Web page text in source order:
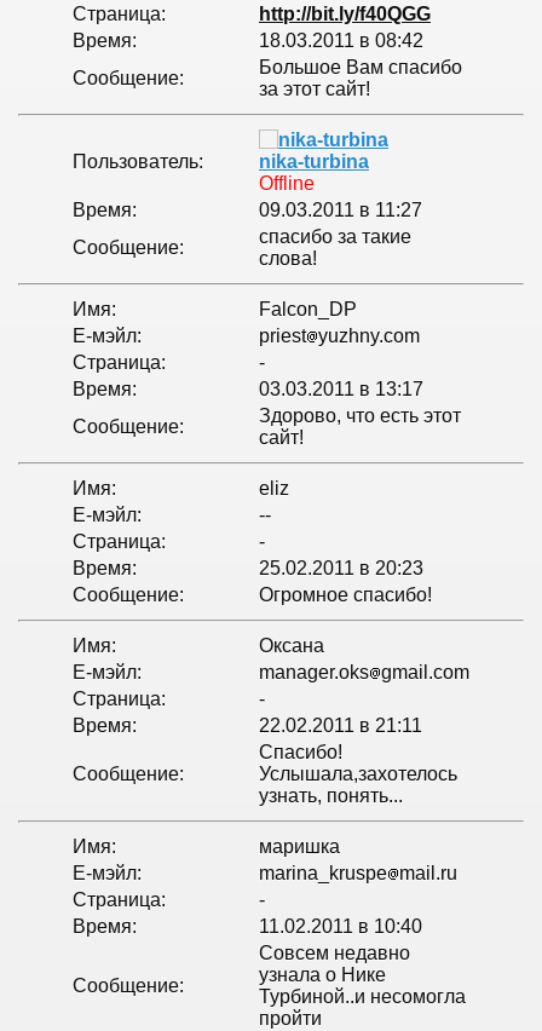
Страница:
http://bit.ly/f40QGG
Время:
18.03.2011 в 08:42
Сообщение:
Большое Вам спасибо
за этот сайт!
Пользователь:
nika-turbina
Offline
Время:
09.03.2011 в 11:27
Сообщение:
спасибо за такие
слова!
Имя:
Falcon_DP
Е-мэйл:
priest yuzhny.com
Страница:
-
Время:
03.03.2011 в 13:17
Сообщение:
Здорово, что есть этот
сайт!
Имя:
eliz
Е-мэйл:
--
Страница:
-
Время:
25.02.2011 в 20:23
Сообщение:
Огромное спасибо!
Имя:
Оксана
Е-мэйл:
manager.oks gmail.com
Страница:
-
Время:
22.02.2011 в 21:11
Сообщение:
Спасибо!
Услышала,захотелось
узнать, понять...
Имя:
маришка
Е-мэйл:
marina_kruspe
mail.ru
Страница:
-
Время:
11.02.2011 в 10:40
Сообщение:
Совсем недавно
узнала о Нике
Турбиной..и несомогла
пройти